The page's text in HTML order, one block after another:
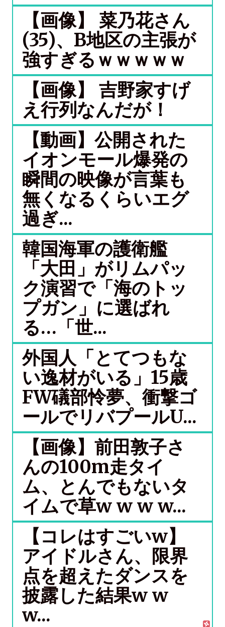
【画像】 菜乃花さん
(35)、B地区の主張が
強すぎるｗｗｗｗｗ
【画像】 吉野家すげ
え行列なんだが！
【動画】公開された
イオンモール爆発の
瞬間の映像が言葉も
無くなるくらいエグ
過ぎ...
韓国海軍の護衛艦
「大田」がリムパッ
ク演習で「海のトッ
プガン」に選ばれ
る…「世...
外国人「とてつもな
い逸材がいる」15歳
FW礒部怜夢、衝撃ゴ
ールでリバプールU...
【画像】前田敦子さ
んの100m走タイ
ム、とんでもないタ
イムで草w w w w...
【コレはすごいw】
アイドルさん、限界
点を超えたダンスを
披露した結果w w
w...